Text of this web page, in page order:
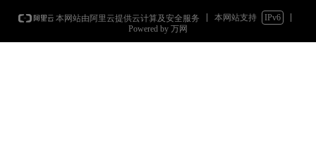
本网站由阿里云提供云计算及安全服务 本网站支持
IPv6
Powered by 万网